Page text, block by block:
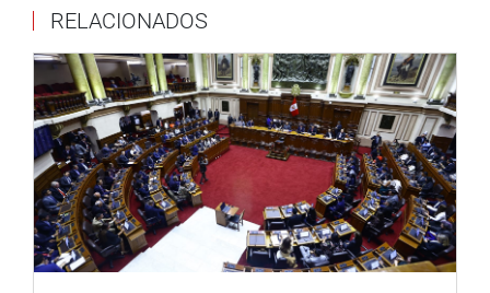
de diversas comisiones especiales, y la relación de
integrantes de la Comisión de Levantamiento de
Inmunidad Parlamentaria.
PRENSA-CONGRESO
Puede encontrar más información en nuestra página web
y redes sociales.
http://www.congreso.gob.pe/
RELACIONADOS